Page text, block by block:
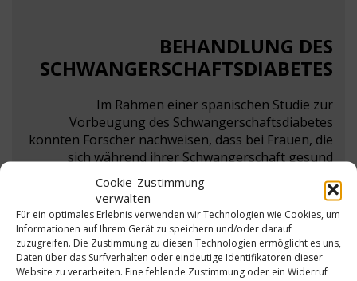
Cookie-Zustimmung
verwalten
Für ein optimales Erlebnis verwenden wir Technologien wie Cookies, um
Informationen auf Ihrem Gerät zu speichern und/oder darauf
zuzugreifen. Die Zustimmung zu diesen Technologien ermöglicht es uns,
Daten über das Surfverhalten oder eindeutige Identifikatoren dieser
Website zu verarbeiten. Eine fehlende Zustimmung oder ein Widerruf
BEHANDLUNG DES
SCHWANGERSCHAFTSDIABETES
Im Rahmen einer spanischen Studie zur
Vorbeugung des Schwangerschaftsdiabetes
konnten Forscher nachweisen, dass bei Frauen, die
sich während ihrer Schwangerschaft gesund
ernährten und hierbei vor allem extra natives
Olivenöl konsumierten, ein bis zu 30 % geringeres
Risiko für einen Schwangerschaftsdiabetes
bestand. Außerdem konnten sie zeigen, dass die
Gesundheit der von diesen Frauen zur Welt
gebrachten Kinder ebenfalls profitierte, da die